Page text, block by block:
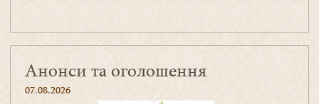
Анонси та оголошення
07.08.2026